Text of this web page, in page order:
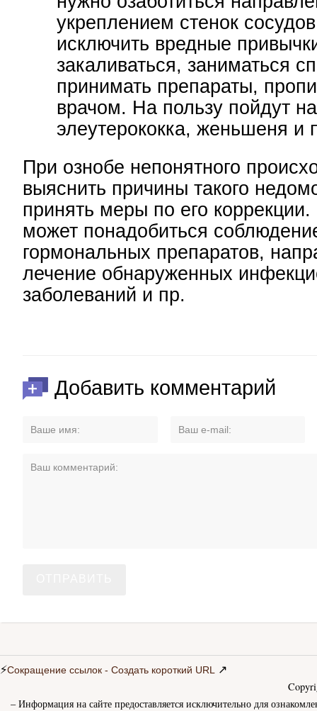
укреплением стенок
исключить вредные
закаливаться, заниматься
принимать препараты,
врачом. На пользу пойдут
элеутерококка, женьшеня и
При ознобе непонятного
выяснить причины такого
принять меры по его коррекции.
может понадобиться
гормональных препаратов,
лечение обнаруженных
заболеваний и пр.
Добавить комментарий
⚡Сокращение ссылок - Создать короткий URL ↗
– Информация на сайте предоставляется исключительно для